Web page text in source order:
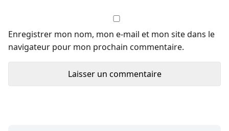
Enregistrer mon nom, mon e-mail et mon site dans le
navigateur pour mon prochain commentaire.